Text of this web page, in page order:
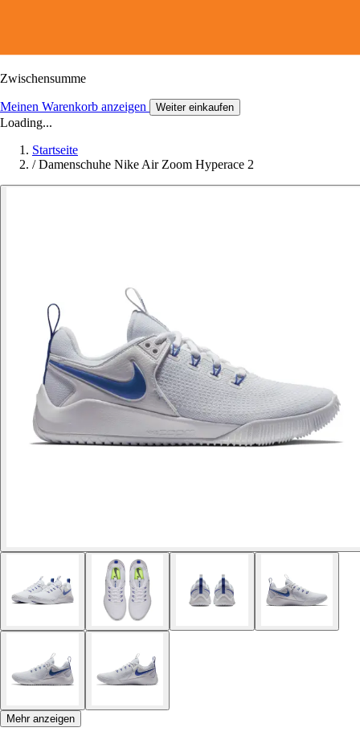
Zwischensumme
Meinen Warenkorb anzeigen Weiter einkaufen
Loading...
Startseite
/ Damenschuhe Nike Air Zoom Hyperace 2
Mehr anzeigen